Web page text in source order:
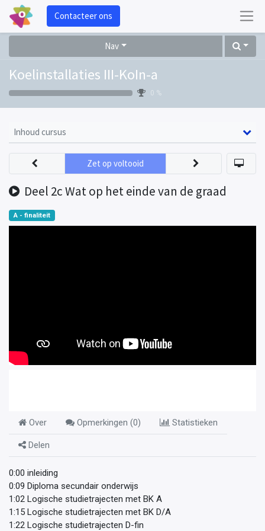
Contacteer ons
Nav
Koelinstallaties III-KoIn-a
0 %
Inhoud cursus
Deel 2c Wat op het einde van de graad
Zet op voltooid
A - finaliteit
Over Opmerkingen (0) Statistieken
Delen
0:00 inleiding
0:09 Diploma secundair onderwijs
1:02 Logische studietrajecten met BK A
1:15 Logische studietrajecten met BK D/A
1:22 Logische studietrajecten D-fin